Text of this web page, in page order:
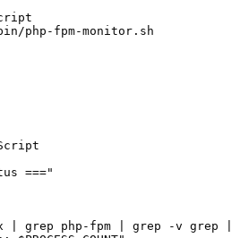
==="
aux | grep php-fpm | grep -v grep